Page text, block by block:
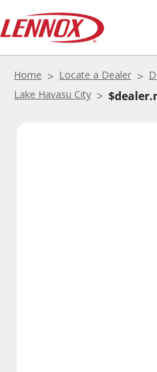
Home Locate a Dealer
Lake Havasu City